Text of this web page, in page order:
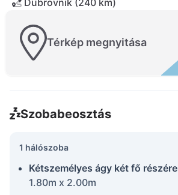
Dubrovnik (240 km)
Térkép megnyitása
Szobabeosztás
1 hálószoba
Kétszemélyes ágy két fő részére
1.80m x 2.00m